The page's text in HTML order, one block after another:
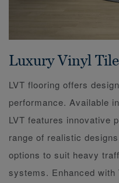
Luxury Vinyl
LVT flooring offers
performance. Available
LVT features innovative
range of realistic
options to suit heavy
systems. Enhanced with